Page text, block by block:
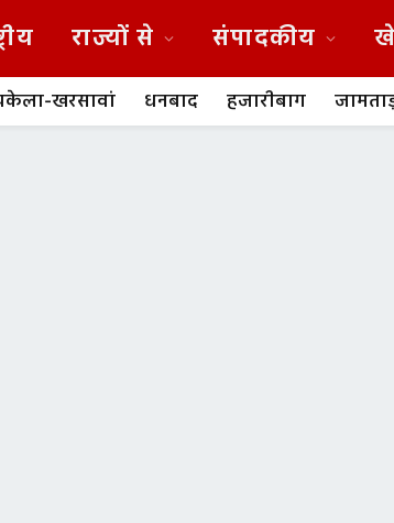
राज्यों से संपादकीय
खरसावां धनबाद हजारीबाग